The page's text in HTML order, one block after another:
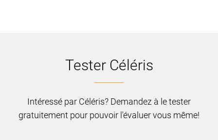
Tester Céléris
Intéressé par Céléris? Demandez à le tester
gratuitement pour pouvoir l'évaluer vous même!